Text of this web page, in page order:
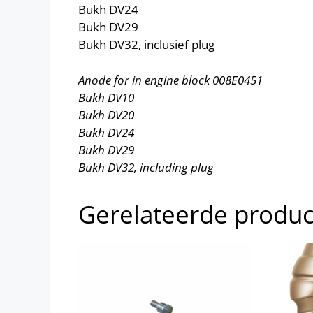
Bukh DV24
Bukh DV29
Bukh DV32, inclusief plug
Anode for in engine block 008E0451
Bukh DV10
Bukh DV20
Bukh DV24
Bukh DV29
Bukh DV32, including plug
Gerelateerde